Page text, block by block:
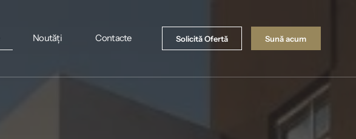
Noutăți Contacte Solicită Ofertă Sună acum